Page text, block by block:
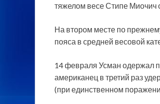
тяжелом весе Стипе Миочич
На втором месте по
пояса в средней весовой
14 февраля Усман одержал
американец в третий раз
(при единственном